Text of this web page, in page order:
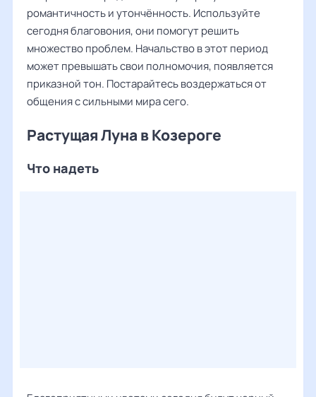
романтичность и утончённость. Используйте
сегодня благовония, они помогут решить
множество проблем. Начальство в этот период
может превышать свои полномочия, появляется
приказной тон. Постарайтесь воздержаться от
общения с сильными мира сего.
Растущая Луна в Козероге
Что надеть